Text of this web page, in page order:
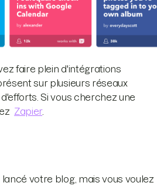
faire plein d'intégrations
sur plusieurs réseaux
Si vous cherchez une
Zapier.
lancé votre blog, mais vous voulez